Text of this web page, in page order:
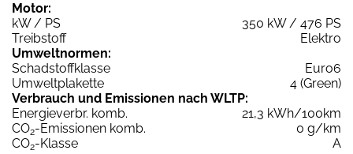
Motor:
kW / PS
350 kW / 476 PS
Treibstoff
Elektro
Umweltnormen:
Schadstoffklasse
Euro6
Umweltplakette
4 (Green)
Verbrauch und Emissionen nach WLTP:
Energieverbr. komb.
21,3 kWh/100km
CO2-Emissionen komb.
0 g/km
CO2-Klasse
A